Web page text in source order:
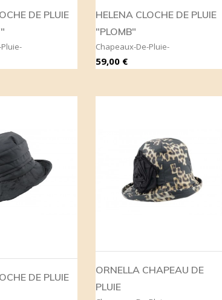
DE PLUIE
HELENA CLOCHE DE PLUIE
"PLOMB"
Chapeaux-De-Pluie-
Prix
59,00 €
DE PLUIE
ORNELLA CHAPEAU DE
PLUIE